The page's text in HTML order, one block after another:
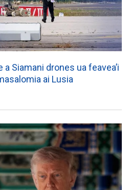
a Siamani drones ua feavea’i
ai Lusia